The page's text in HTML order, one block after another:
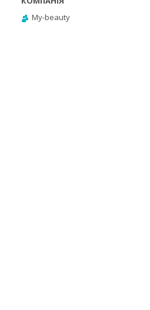
My-beauty